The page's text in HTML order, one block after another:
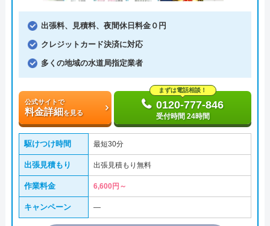
出張料、見積料、夜間休日料金０円
クレジットカード決済に対応
多くの地域の水道局指定業者
公式サイトで
料金詳細を見る
まずは電話相談！
0120-777-846
受付時間 24時間
駆けつけ時間 最短30分
出張見積もり 出張見積もり無料
作業料金 6,600円～
キャンペーン ―